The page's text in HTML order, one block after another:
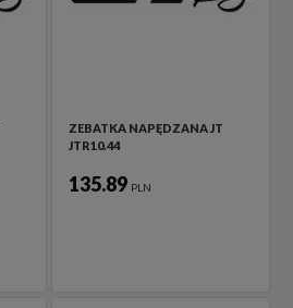
ZEBATKA NAPĘDZANA JT
JTR10.44
135.89 PLN